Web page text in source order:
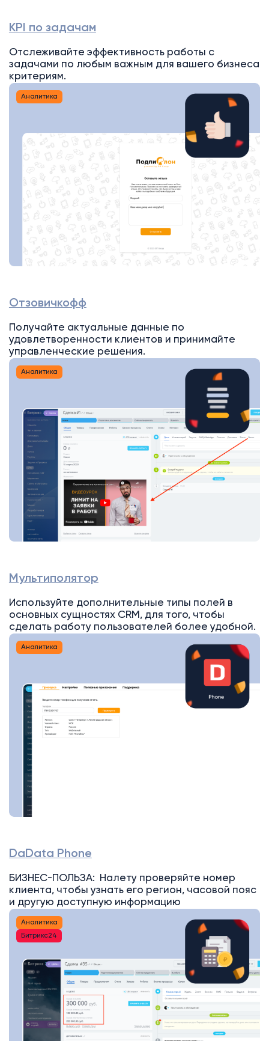
KPI по задачам
Отслеживайте эффективность работы с
задачами по любым важным для вашего бизнеса
критериям.
Аналитика
Отзовичкофф
Получайте актуальные данные по
удовлетворенности клиентов и принимайте
управленческие решения.
Аналитика
Мультиполятор
Используйте дополнительные типы полей в
основных сущностях CRM, для того, чтобы
сделать работу пользователей более удобной.
Аналитика
DaData Phone
БИЗНЕС-ПОЛЬЗА: Налету проверяйте номер
клиента, чтобы узнать его регион, часовой пояс
и другую доступную информацию
Аналитика
Битрикс24